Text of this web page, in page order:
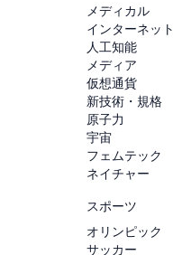
メディカル
インターネット
人工知能
メディア
仮想通貨
新技術・規格
原子力
宇宙
フェムテック
ネイチャー
スポーツ
オリンピック
サッカー